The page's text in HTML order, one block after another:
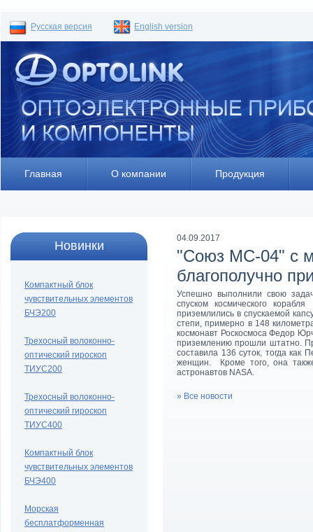
Русская версия English version
Главная О компании Продукция
Новинки
Компактный блок
чувствительных элементов
БЧЭ200
Трехосный волоконно-
оптический гироскоп
ТИУС200
Трехосный волоконно-
оптический гироскоп
ТИУС400
Компактный блок
чувствительных элементов
БЧЭ400
Морская
бесплатформенная
04.09.2017
"Союз МC-04" с
благополучно
Успешно выполнили свою
спуском космического
приземлились в спускаемой
степи, примерно в 148
космонавт Роскосмоса Федор
приземлению прошли штатно.
составила 136 суток, тогда
женщин. Кроме того, она
астронавтов NASA.
» Все новости